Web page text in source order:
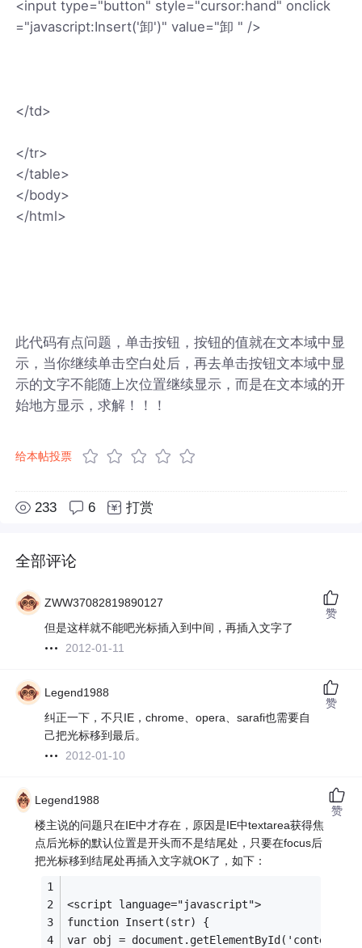
<input type="button" style="cursor:hand" onclick
="javascript:Insert('卸')" value="卸 " />
</td>
</tr>
</table>
</body>
</html>
此代码有点问题，单击按钮，按钮的值就在文本域中显
示，当你继续单击空白处后，再去单击按钮文本域中显
示的文字不能随上次位置继续显示，而是在文本域的开
始地方显示，求解！！！
给本帖投票
233 6 打赏
全部评论
ZWW37082819890127
但是这样就不能吧光标插入到中间，再插入文字了
2012-01-11
赞
Legend1988
纠正一下，不只IE，chrome、opera、sarafi也需要自
己把光标移到最后。
2012-01-10
赞
Legend1988
楼主说的问题只在IE中才存在，原因是IE中textarea获得焦
点后光标的默认位置是开头而不是结尾处，只要在focus后
把光标移到结尾处再插入文字就OK了，如下：
<script language="javascript">
function Insert(str) {
var obj =
赞